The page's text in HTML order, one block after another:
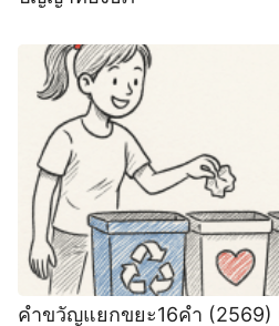
คำขวัญแยกขยะ16คำ